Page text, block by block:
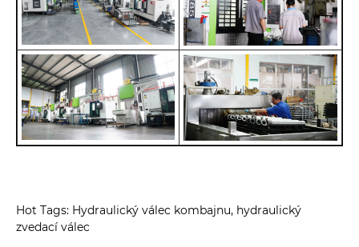
Hot Tags: Hydraulický válec kombajnu, hydraulický
zvedací válec